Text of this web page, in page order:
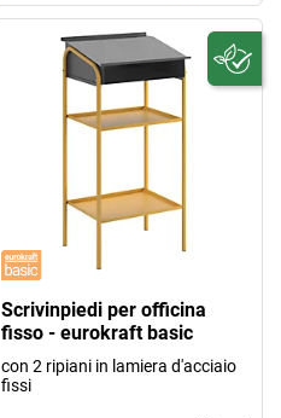
Scrivinpiedi per officina
fisso - eurokraft basic
con 2 ripiani in lamiera d'acciaio
fissi